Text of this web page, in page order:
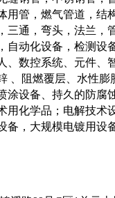
用管，燃气管道，结
三通，弯头，法兰，
自动化设备，检测设
、数控系统、元件、
、阻燃覆层、水性膨
涂设备、持久的防腐
用化学品；电解技术
备，大规模电镀用设